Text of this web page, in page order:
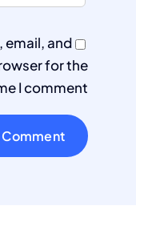
email, and
for the
I comment.